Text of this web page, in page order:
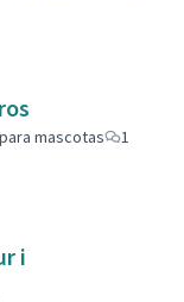
mascotas
1
i